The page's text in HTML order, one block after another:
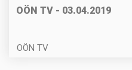
OÖN TV - 03.04.2019
OÖN TV